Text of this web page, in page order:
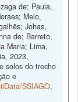
de; Paula,
Melo,
Johas,
de; Barreto,
Maria; Lima,
2023,
solos do trecho
e
SSIAGO,